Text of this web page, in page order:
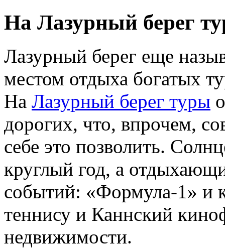
На Лазурный берег
Лазурный берег еще
местом отдыха богатых
На Лазурный берег туры
дорогих, что, впрочем,
себе это позволить.
круглый год, а
событий: «Формула-1» и
теннису и Каннский
недвижимости.